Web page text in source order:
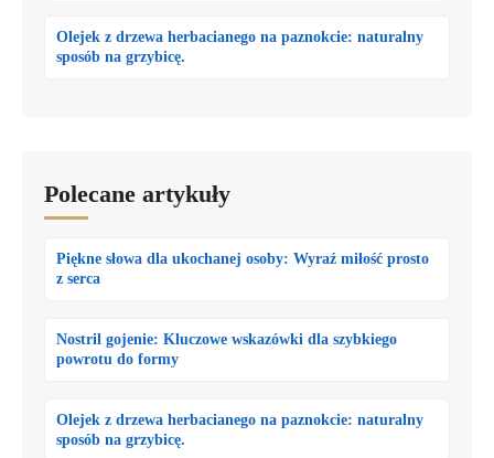
Olejek z drzewa herbacianego na paznokcie: naturalny
sposób na grzybicę.
Polecane artykuły
Piękne słowa dla ukochanej osoby: Wyraź miłość prosto
z serca
Nostril gojenie: Kluczowe wskazówki dla szybkiego
powrotu do formy
Olejek z drzewa herbacianego na paznokcie: naturalny
sposób na grzybicę.